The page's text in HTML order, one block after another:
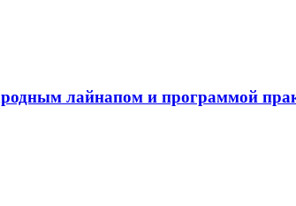
лайнапом и программой